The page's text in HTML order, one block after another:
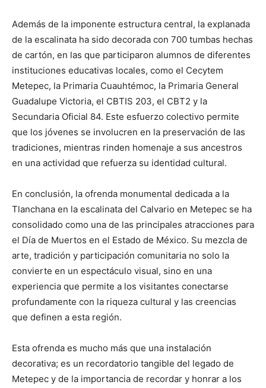
Además de la imponente estructura central, la explanada
de la escalinata ha sido decorada con 700 tumbas hechas
de cartón, en las que participaron alumnos de diferentes
instituciones educativas locales, como el Cecytem
Metepec, la Primaria Cuauhtémoc, la Primaria General
Guadalupe Victoria, el CBTIS 203, el CBT2 y la
Secundaria Oficial 84. Este esfuerzo colectivo permite
que los jóvenes se involucren en la preservación de las
tradiciones, mientras rinden homenaje a sus ancestros
en una actividad que refuerza su identidad cultural.
En conclusión, la ofrenda monumental dedicada a la
Tlanchana en la escalinata del Calvario en Metepec se ha
consolidado como una de las principales atracciones para
el Día de Muertos en el Estado de México. Su mezcla de
arte, tradición y participación comunitaria no solo la
convierte en un espectáculo visual, sino en una
experiencia que permite a los visitantes conectarse
profundamente con la riqueza cultural y las creencias
que definen a esta región.
Esta ofrenda es mucho más que una instalación
decorativa; es un recordatorio tangible del legado de
Metepec y de la importancia de recordar y honrar a los